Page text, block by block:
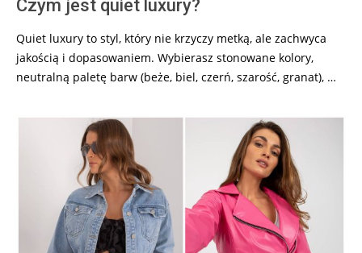
Czym jest quiet luxury?
Quiet luxury to styl, który nie krzyczy metką, ale zachwyca
jakością i dopasowaniem. Wybierasz stonowane kolory,
neutralną paletę barw (beże, biel, czerń, szarość, granat), …